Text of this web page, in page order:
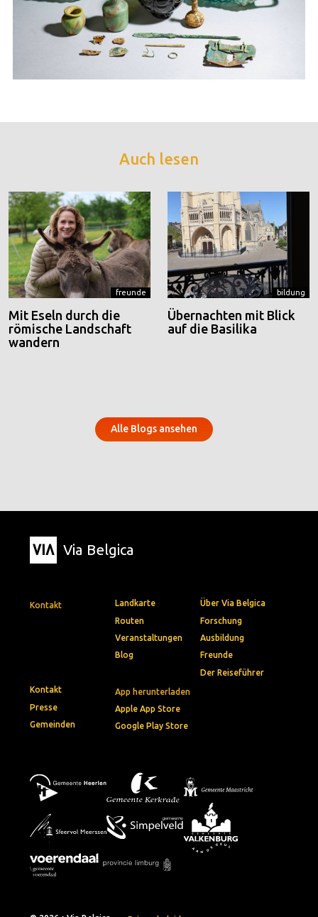
Auch lesen
freunde
Mit Eseln durch die
römische Landschaft
wandern
bildung
Übernachten mit Blick
auf die Basilika
Alle Blogs ansehen
Via Belgica
Kontakt
App herunterladen
Apple App Store
Google Play Store
Landkarte
Routen
Veranstaltungen
Blog
Über Via Belgica
Forschung
Ausbildung
Freunde
Der Reiseführer
Kontakt
Presse
Gemeinden